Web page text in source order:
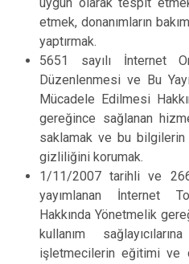
etmek, donanımların
yaptırmak.
5651 sayılı İnternet
Düzenlenmesi ve Bu
Mücadele Edilmesi
gereğince sağlanan
saklamak ve bu bilgilerin
gizliliğini korumak.
1/11/2007 tarihli ve
yayımlanan İnternet
Hakkında Yönetmelik
kullanım
işletmecilerin eğitimi ve